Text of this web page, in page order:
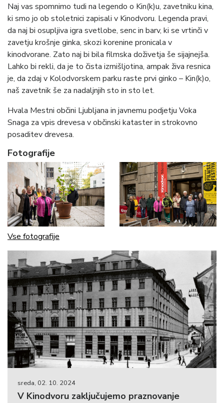
Naj vas spomnimo tudi na legendo o Kin(k)u, zavetniku kina,
ki smo jo ob stoletnici zapisali v Kinodvoru. Legenda pravi,
da naj bi osupljiva igra svetlobe, senc in barv, ki se vrtinči v
zavetju krošnje ginka, skozi korenine pronicala v
kinodvorane. Zato naj bi bila filmska doživetja še sijajnejša.
Lahko bi rekli, da je to čista izmišljotina, ampak živa resnica
je, da zdaj v Kolodvorskem parku raste prvi ginko – Kin(k)o,
naš zavetnik še za nadaljnjih sto in sto let.
Hvala Mestni občini Ljubljana in javnemu podjetju Voka
Snaga za vpis drevesa v občinski kataster in strokovno
posaditev drevesa.
Fotografije
Vse fotografije
sreda, 02. 10. 2024
V Kinodvoru zaključujemo praznovanje